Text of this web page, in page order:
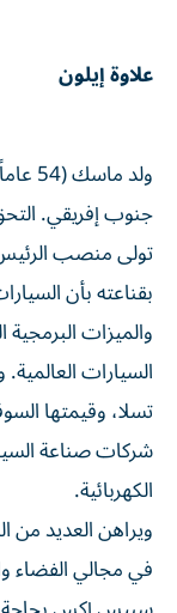
علاوة إيلون
ولد
جنوب إفريقي. التحق
بقناعته بأن
والميزات
السيارات
تسلا، وقيمتها
شركات صناعة
الكهربائية.
ويراهن العديد من
في مجالي الفضاء